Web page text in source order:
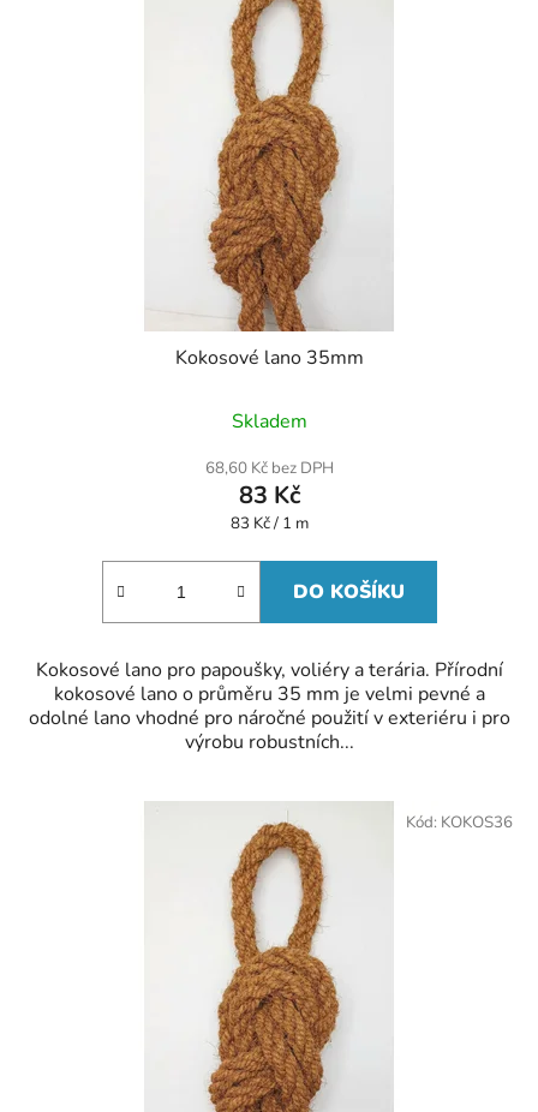
Kokosové lano 35mm
Skladem
68,60 Kč bez DPH
83 Kč
Měrná
83 Kč / 1 m
DO KOŠÍKU
Kokosové lano pro papoušky, voliéry a terária. Přírodní
kokosové lano o průměru 35 mm je velmi pevné a
odolné lano vhodné pro náročné použití v exteriéru i pro
výrobu robustních...
Kód: KOKOS36